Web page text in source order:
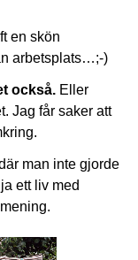
en skön
arbetsplats…;-)
också. Eller
Jag får saker att
man inte gjorde
ett liv med